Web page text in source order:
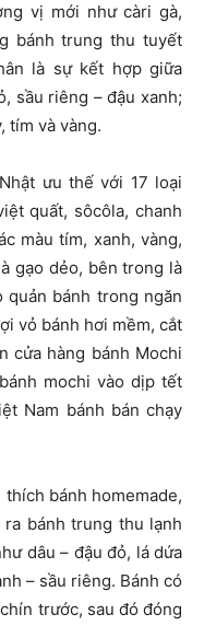
vị mới như càri gà,
bánh trung thu tuyết
là sự kết hợp giữa
sầu riêng – đậu xanh;
tím và vàng.
ưu thế với 17 loại
quất, sôcôla, chanh
màu tím, xanh, vàng,
gạo dẻo, bên trong là
quản bánh trong ngăn
vỏ bánh hơi mềm, cắt
cửa hàng bánh Mochi
mochi vào dịp tết
Nam bánh bán chạy
bánh homemade,
bánh trung thu lạnh
dâu – đậu đỏ, lá dứa
– sầu riêng. Bánh có
trước, sau đó đóng